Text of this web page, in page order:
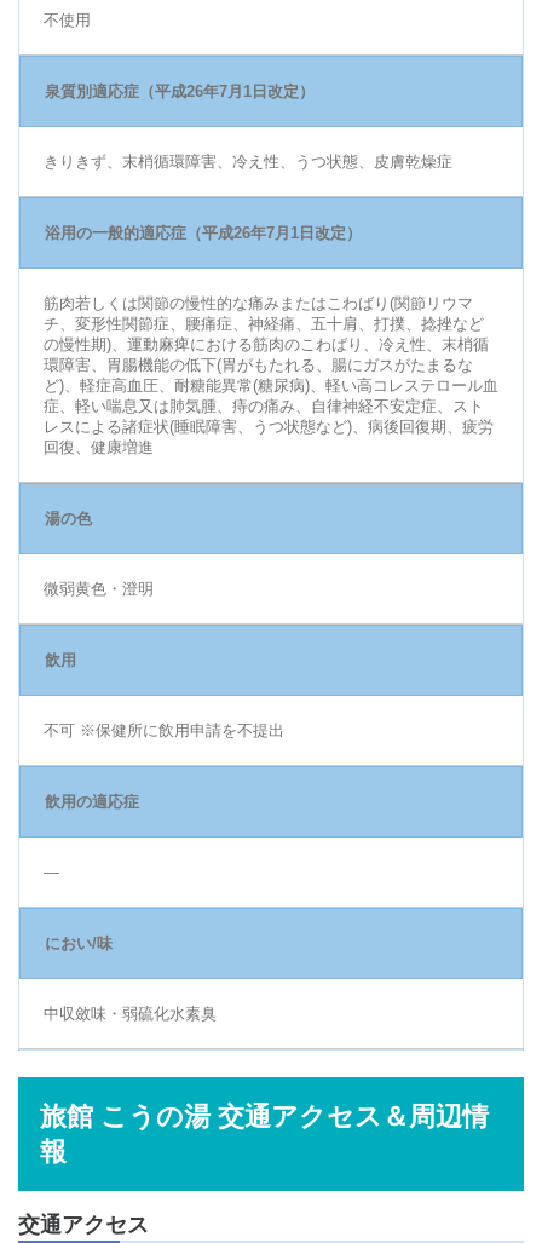
不使用
泉質別適応症（平成26年7月1日改定）
きりきず、末梢循環障害、冷え性、うつ状態、皮膚乾燥症
浴用の一般的適応症（平成26年7月1日改定）
筋肉若しくは関節の慢性的な痛みまたはこわばり(関節リウマ
チ、変形性関節症、腰痛症、神経痛、五十肩、打撲、捻挫など
の慢性期)、運動麻痺における筋肉のこわばり、冷え性、末梢循
環障害、胃腸機能の低下(胃がもたれる、腸にガスがたまるな
ど)、軽症高血圧、耐糖能異常(糖尿病)、軽い高コレステロール血
症、軽い喘息又は肺気腫、痔の痛み、自律神経不安定症、スト
レスによる諸症状(睡眠障害、うつ状態など)、病後回復期、疲労
回復、健康増進
湯の色
微弱黄色・澄明
飲用
不可 ※保健所に飲用申請を不提出
飲用の適応症
―
におい/味
中収斂味・弱硫化水素臭
旅館 こうの湯 交通アクセス＆周辺情
報
交通アクセス